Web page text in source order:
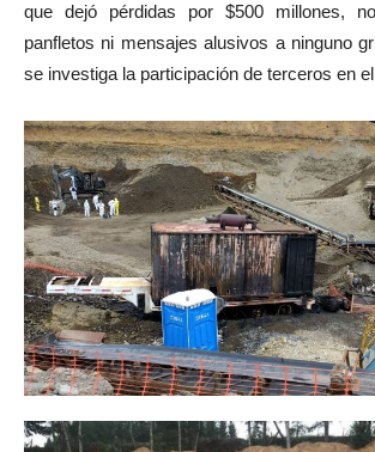
que dejó pérdidas por $500 millones,
panfletos ni mensajes alusivos a ninguno
se investiga la participación de terceros en